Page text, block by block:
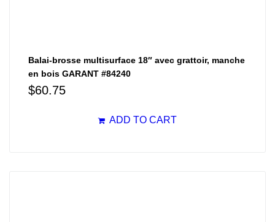
Balai-brosse multisurface 18″ avec grattoir, manche
en bois GARANT #84240
$60.75
ADD TO CART